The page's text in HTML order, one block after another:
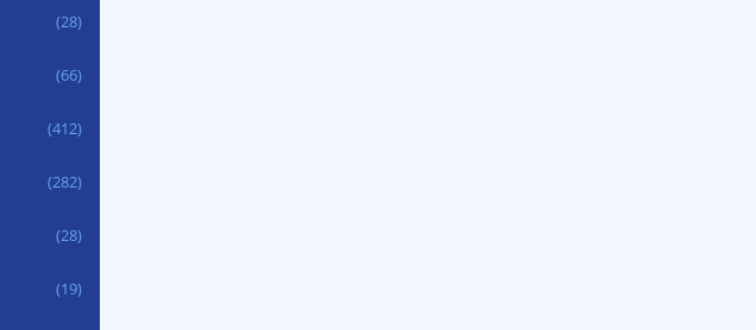
(28)
(66)
(412)
(282)
(28)
(19)